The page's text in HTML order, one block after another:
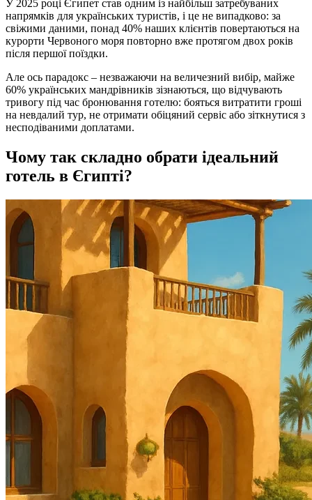
У 2025 році Єгипет став одним із найбільш затребуваних
напрямків для українських туристів, і це не випадково: за
свіжими даними, понад 40% наших клієнтів повертаються на
курорти Червоного моря повторно вже протягом двох років
після першої поїздки.
Але ось парадокс – незважаючи на величезний вибір, майже
60% українських мандрівників зізнаються, що відчувають
тривогу під час бронювання готелю: бояться витратити гроші
на невдалий тур, не отримати обіцяний сервіс або зіткнутися з
несподіваними доплатами.
Чому так складно обрати ідеальний
готель в Єгипті?